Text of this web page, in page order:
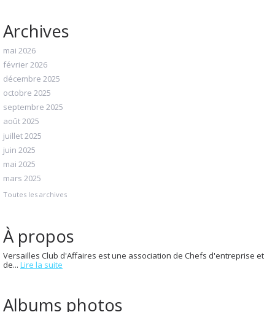
Archives
mai 2026
février 2026
décembre 2025
octobre 2025
septembre 2025
août 2025
juillet 2025
juin 2025
mai 2025
mars 2025
Toutes les archives
À propos
Versailles Club d'Affaires est une association de Chefs d'entreprise et
de... Lire la suite
Albums photos